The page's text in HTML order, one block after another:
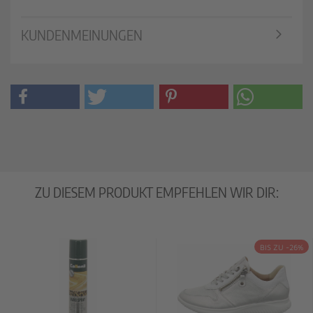
KUNDENMEINUNGEN
ZU DIESEM PRODUKT EMPFEHLEN WIR DIR:
BIS ZU -26%